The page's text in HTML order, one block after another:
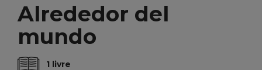
Alrededor del
mundo
1 livre